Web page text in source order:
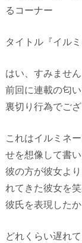
るコーナー
タイトル『イル
はい、すみません
前回に連載の匂
裏切り行為でござ
これはイルミネ
せを想像して書い
彼の方が彼女よ
れてきた彼女を
彼氏を表現したか
どれくらい遅れ